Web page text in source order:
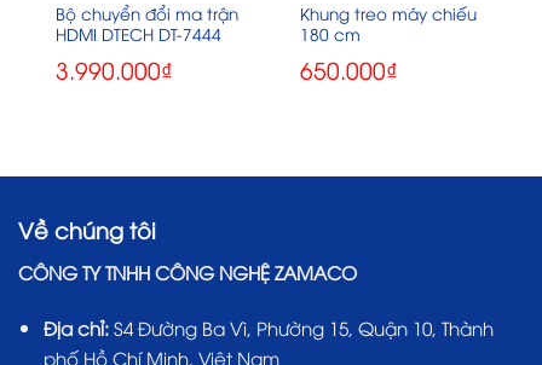
Bộ chuyển đổi ma trận
HDMI DTECH DT-7444
3.990.000₫
Khung treo máy chiếu
180 cm
650.000₫
Về chúng tôi
CÔNG TY TNHH CÔNG NGHỆ ZAMACO
Địa chỉ: S4 Đường Ba Vì, Phường 15, Quận 10, Thành
phố Hồ Chí Minh, Việt Nam